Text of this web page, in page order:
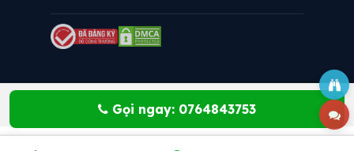
Gọi ngay: 0764843753